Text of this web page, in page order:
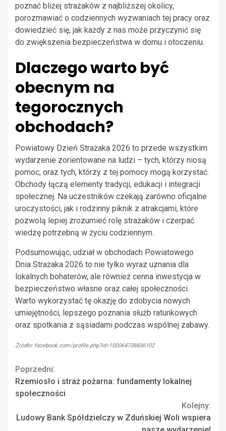
poznać bliżej strażaków z najbliższej okolicy,
porozmawiać o codziennych wyzwaniach tej pracy oraz
dowiedzieć się, jak każdy z nas może przyczynić się
do zwiększenia bezpieczeństwa w domu i otoczeniu.
Dlaczego warto być
obecnym na
tegorocznych
obchodach?
Powiatowy Dzień Strażaka 2026 to przede wszystkim
wydarzenie zorientowane na ludzi – tych, którzy niosą
pomoc, oraz tych, którzy z tej pomocy mogą korzystać.
Obchody łączą elementy tradycji, edukacji i integracji
społecznej. Na uczestników czekają zarówno oficjalne
uroczystości, jak i rodzinny piknik z atrakcjami, które
pozwolą lepiej zrozumieć rolę strażaków i czerpać
wiedzę potrzebną w życiu codziennym.
Podsumowując, udział w obchodach Powiatowego
Dnia Strażaka 2026 to nie tylko wyraz uznania dla
lokalnych bohaterów, ale również cenna inwestycja w
bezpieczeństwo własne oraz całej społeczności.
Warto wykorzystać tę okazję do zdobycia nowych
umiejętności, lepszego poznania służb ratunkowych
oraz spotkania z sąsiadami podczas wspólnej zabawy.
Źródło: facebook.com/profile.php?id=100064738836102
Continue
Reading
Poprzedni:
Rzemiosło i straż pożarna: fundamenty lokalnej
społeczności
Kolejny:
Ludowy Bank Spółdzielczy w Zduńskiej Woli wspiera